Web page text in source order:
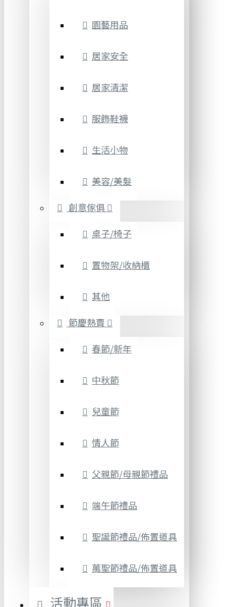
園藝用品
居家安全
居家清潔
服飾鞋襪
生活小物
美容/美髮
創意傢俱
桌子/椅子
置物架/收納櫃
其他
節慶熱賣
春節/新年
中秋節
兒童節
情人節
父親節/母親節禮品
端午節禮品
聖誕節禮品/佈置道具
萬聖節禮品/佈置道具
活動專區